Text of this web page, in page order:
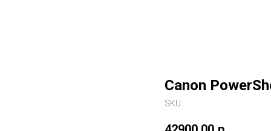
Canon
SKU: